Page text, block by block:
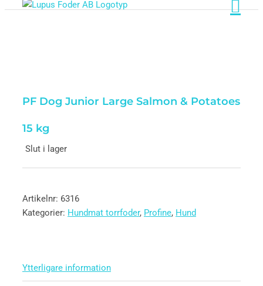
PF Dog Junior Large Salmon & Potatoes
15 kg
Slut i lager
Artikelnr: 6316
Kategorier: Hundmat torrfoder, Profine, Hund
Ytterligare information